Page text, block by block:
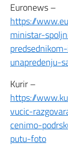
Euronews –
https://
ministar-
unapredenju-
Kurir –
https://
vucic-
cenimo-
putu-foto